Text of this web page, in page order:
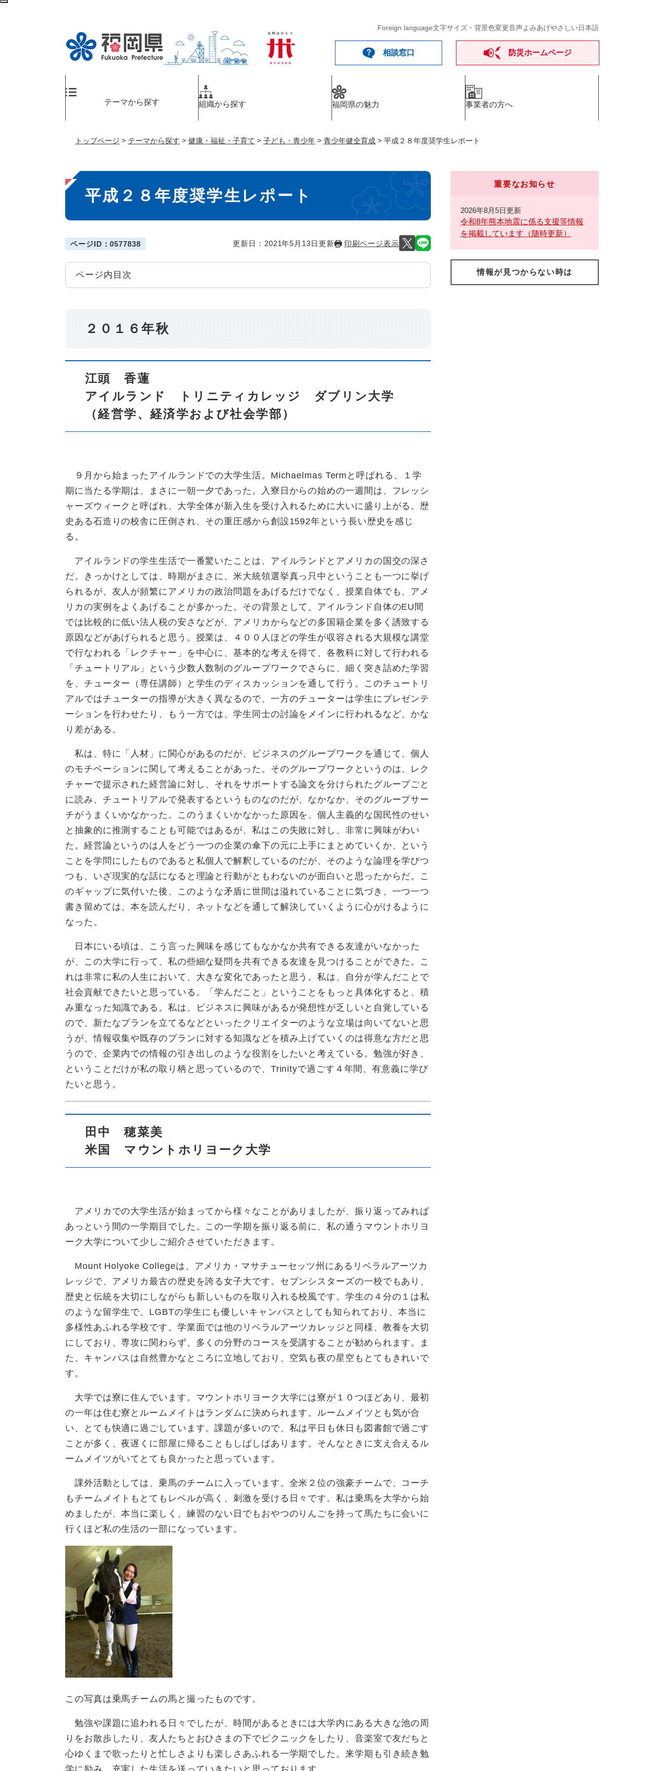
ペ
Foreign language文字サイズ・背景色変更音声よみあげやさしい日本語
相談窓口 防災ホームページ
テーマから探す 組織から探す 福岡県の魅力 事業者の方へ
トップページ > テーマから探す > 健康・福祉・子育て > 子ども・青少年 > 青少年健全育成 > 平成２８年度奨学生レポート
本
文
平成２８年度奨学生レポート
ページID：0577838 更新日：2021年5月13日更新 印刷ページ表示
ページ内目次
２０１６年秋
江頭 香蓮
アイルランド トリニティカレッジ ダブリン大学
（経営学、経済学および社会学部）
９月から始まったアイルランドでの大学生活。Michaelmas Termと呼ばれる、１学
期に当たる学期は、まさに一朝一夕であった。入寮日からの始めの一週間は、フレッシ
ャーズウィークと呼ばれ、大学全体が新入生を受け入れるために大いに盛り上がる。歴
史ある石造りの校舎に圧倒され、その重圧感から創設1592年という長い歴史を感じ
る。
アイルランドの学生生活で一番驚いたことは、アイルランドとアメリカの国交の深さ
だ。きっかけとしては、時期がまさに、米大統領選挙真っ只中ということも一つに挙げ
られるが、友人が頻繁にアメリカの政治問題をあげるだけでなく、授業自体でも、アメ
リカの実例をよくあげることが多かった。その背景として、アイルランド自体のEU間
では比較的に低い法人税の安さなどが、アメリカからなどの多国籍企業を多く誘致する
原因などがあげられると思う。授業は、４００人ほどの学生が収容される大規模な講堂
で行なわれる「レクチャー」を中心に、基本的な考えを得て、各教科に対して行われる
「チュートリアル」という少数人数制のグループワークでさらに、細く突き詰めた学習
を、チューター（専任講師）と学生のディスカッションを通して行う。このチュートリ
アルではチューターの指導が大きく異なるので、一方のチューターは学生にプレゼンテ
ーションを行わせたり、もう一方では、学生同士の討論をメインに行われるなど、かな
り差がある。
私は、特に「人材」に関心があるのだが、ビジネスのグループワークを通じて、個人
のモチベーションに関して考えることがあった。そのグループワークというのは、レク
チャーで提示された経営論に対し、それをサポートする論文を分けられたグループごと
に読み、チュートリアルで発表するというものなのだが、なかなか、そのグループサー
チがうまくいかなかった。このうまくいかなかった原因を、個人主義的な国民性のせい
と抽象的に推測することも可能ではあるが、私はこの失敗に対し、非常に興味がわい
た。経営論というのは人をどう一つの企業の傘下の元に上手にまとめていくか、という
ことを学問にしたものであると私個人で解釈しているのだが、そのような論理を学びつ
つも、いざ現実的な話になると理論と行動がともわないのが面白いと思ったからだ。こ
のギャップに気付いた後、このような矛盾に世間は溢れていることに気づき、一つ一つ
書き留めては、本を読んだり、ネットなどを通して解決していくように心がけるように
なった。
日本にいる頃は、こう言った興味を感じてもなかなか共有できる友達がいなかった
が、この大学に行って、私の些細な疑問を共有できる友達を見つけることができた。こ
れは非常に私の人生において、大きな変化であったと思う。私は、自分が学んだことで
社会貢献できたいと思っている。「学んだこと」ということをもっと具体化すると、積
み重なった知識である。私は、ビジネスに興味があるが発想性が乏しいと自覚している
ので、新たなプランを立てるなどといったクリエイターのような立場は向いてないと思
うが、情報収集や既存のプランに対する知識などを積み上げていくのは得意な方だと思
うので、企業内での情報の引き出しのような役割をしたいと考えている。勉強が好き、
ということだけが私の取り柄と思っているので、Trinityで過ごす４年間、有意義に学び
たいと思う。
田中 穂菜美
米国 マウントホリヨーク大学
アメリカでの大学生活が始まってから様々なことがありましたが、振り返ってみれば
あっという間の一学期目でした。この一学期を振り返る前に、私の通うマウントホリヨ
ーク大学について少しご紹介させていただきます。
Mount Holyoke Collegeは、アメリカ・マサチューセッツ州にあるリベラルアーツカ
レッジで、アメリカ最古の歴史を誇る女子大です。セブンシスターズの一校でもあり、
歴史と伝統を大切にしながらも新しいものを取り入れる校風です。学生の４分の１は私
のような留学生で、LGBTの学生にも優しいキャンパスとしても知られており、本当に
多様性あふれる学校です。学業面では他のリベラルアーツカレッジと同様、教養を大切
にしており、専攻に関わらず、多くの分野のコースを受講することが勧められます。ま
た、キャンパスは自然豊かなところに立地しており、空気も夜の星空もとてもきれいで
す。
大学では寮に住んでいます。マウントホリヨーク大学には寮が１０つほどあり、最初
の一年は住む寮とルームメイトはランダムに決められます。ルームメイツとも気が合
い、とても快適に過ごしています。課題が多いので、私は平日も休日も図書館で過ごす
ことが多く、夜遅くに部屋に帰ることもしばしばあります。そんなときに支え合えるル
ームメイツがいてとても良かったと思っています。
課外活動としては、乗馬のチームに入っています。全米２位の強豪チームで、コーチ
もチームメイトもとてもレベルが高く、刺激を受ける日々です。私は乗馬を大学から始
めましたが、本当に楽しく、練習のない日でもおやつのりんごを持って馬たちに会いに
行くほど私の生活の一部になっています。
この写真は乗馬チームの馬と撮ったものです。
勉強や課題に追われる日々でしたが、時間があるときには大学内にある大きな池の周
りをお散歩したり、友人たちとおひさまの下でピクニックをしたり、音楽室で友だちと
心ゆくまで歌ったりと忙しさよりも楽しさあふれる一学期でした。来学期も引き続き勉
学に励み、充実した生活を送っていきたいと思っております。
重要なお知らせ
2026年8月5日更新
令和8年熊本地震に係る支援等情報
を掲載しています（随時更新）
情報が見つからない時は